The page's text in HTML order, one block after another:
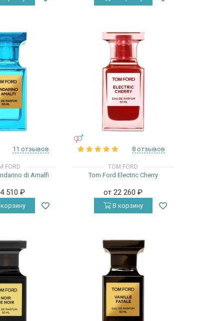
11 отзывов
FORD
di Amalfi
510₽
8 отзывов
TOM FORD
Tom Ford Electric Cherry
от 22 260₽
В корзину